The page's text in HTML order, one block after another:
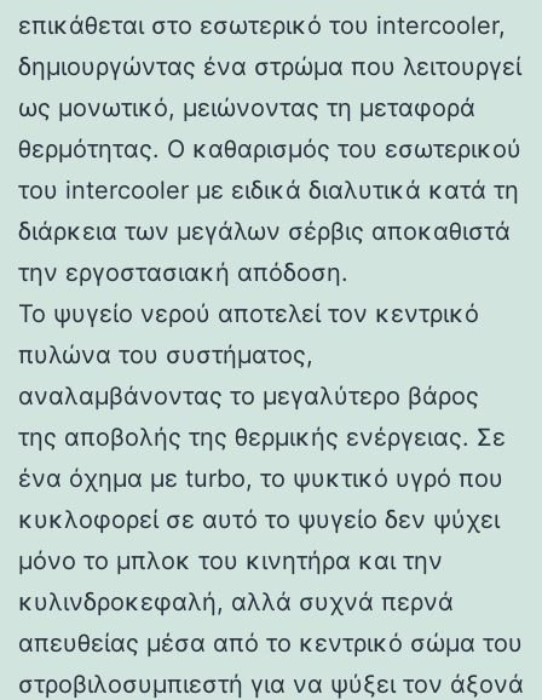
επικάθεται στο εσωτερικό του intercooler,
δημιουργώντας ένα στρώμα που λειτουργεί
ως μονωτικό, μειώνοντας τη μεταφορά
θερμότητας. Ο καθαρισμός του εσωτερικού
του intercooler με ειδικά διαλυτικά κατά τη
διάρκεια των μεγάλων σέρβις αποκαθιστά
την εργοστασιακή απόδοση.
Το ψυγείο νερού αποτελεί τον κεντρικό
πυλώνα του συστήματος,
αναλαμβάνοντας το μεγαλύτερο βάρος
της αποβολής της θερμικής ενέργειας. Σε
ένα όχημα με turbo, το ψυκτικό υγρό που
κυκλοφορεί σε αυτό το ψυγείο δεν ψύχει
μόνο το μπλοκ του κινητήρα και την
κυλινδροκεφαλή, αλλά συχνά περνά
απευθείας μέσα από το κεντρικό σώμα του
στροβιλοσυμπιεστή για να ψύξει τον άξονά